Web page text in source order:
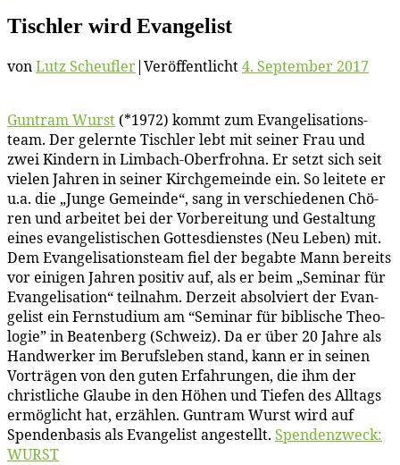
Tisch­ler wird Evangelist
vonLutz Scheufler|Veröffentlicht4. September 2017
Gun­tram Wurst (*1972) kommt zum Evan­ge­li­sa­ti­ons­
team. Der ge­lern­te Tisch­ler lebt mit sei­ner Frau und
zwei Kin­dern in Lim­bach-Ober­froh­na. Er setzt sich seit
vie­len Jah­ren in sei­ner Kirch­ge­mein­de ein. So lei­te­te er
u.a. die „Jun­ge Ge­mein­de“, sang in ver­schie­de­nen Chö­
ren und ar­bei­tet bei der Vor­be­rei­tung und Ge­stal­tung
ei­nes evan­ge­lis­ti­schen Got­tes­diens­tes (Neu Le­ben) mit.
Dem Evan­ge­li­sa­ti­ons­team fiel der be­gab­te Mann be­reits
vor ei­ni­gen Jah­ren po­si­tiv auf, als er beim „Se­mi­nar für
Evan­ge­li­sa­ti­on“ teil­nahm. Der­zeit ab­sol­viert der Evan­
ge­list ein Fern­stu­di­um am “Se­mi­nar für bi­bli­sche Theo­
lo­gie” in Bea­ten­berg (Schweiz). Da er über 20 Jah­re als
Hand­wer­ker im Be­rufs­le­ben stand, kann er in sei­nen
Vor­trä­gen von den gu­ten Er­fah­run­gen, die ihm der
christ­li­che Glau­be in den Hö­hen und Tie­fen des All­tags
er­mög­licht hat, er­zäh­len. Gun­tram Wurst wird auf
Spen­den­ba­sis als Evan­ge­list an­ge­stellt. Spen­den­zweck:
WURST